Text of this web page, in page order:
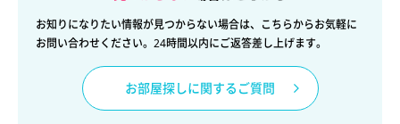
お知りになりたい情報が見つからない場合は、こちらからお気軽に
お問い合わせください。24時間以内にご返答差し上げます。
お部屋探しに関するご質問